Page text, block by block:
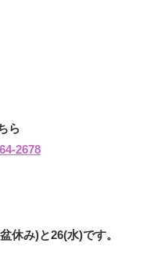
ら
2678
休み)と26(水)です。